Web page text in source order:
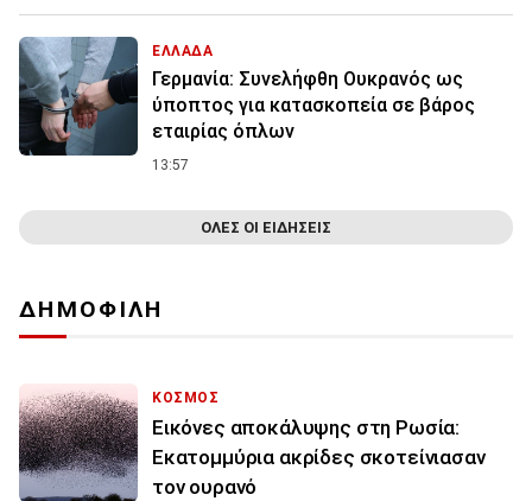
ΕΛΛΑΔΑ
Γερμανία: Συνελήφθη Ουκρανός ως
ύποπτος για κατασκοπεία σε βάρος
εταιρίας όπλων
13:57
ΟΛΕΣ ΟΙ ΕΙΔΗΣΕΙΣ
ΔΗΜΟΦΙΛΗ
ΚΟΣΜΟΣ
Εικόνες αποκάλυψης στη Ρωσία:
Εκατομμύρια ακρίδες σκοτείνιασαν
τον ουρανό